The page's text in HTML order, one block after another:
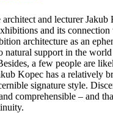
architect and lecturer Jakub
and its connection
architecture as an
natural support in the
a few people are
Kopec has a relatively
signature style.
comprehensible – and